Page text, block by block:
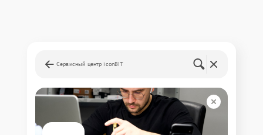
Сервисный центр iconBIT